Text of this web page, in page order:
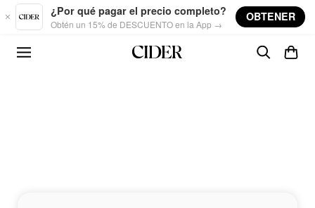
Skip to main content
¿Por qué pagar el precio completo?
Obtén un 15% de DESCUENTO en la App →
OBTENER